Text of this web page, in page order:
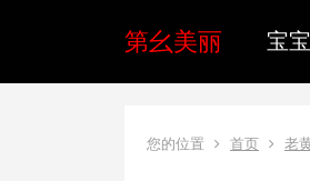
第幺美丽 宝
您的位置 首页 老